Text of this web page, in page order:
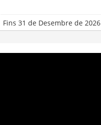
Fins 31 de Desembre de 2026